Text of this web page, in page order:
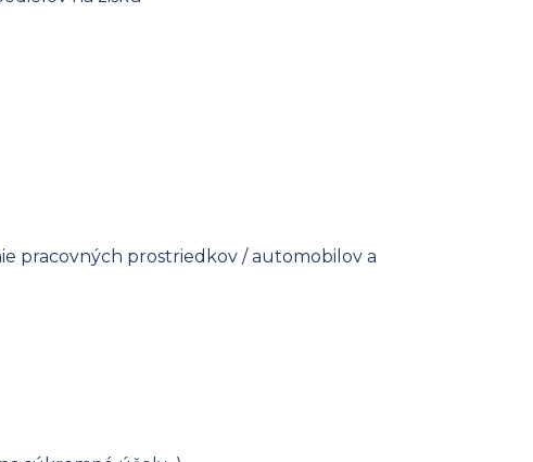
pracovných prostriedkov / automobilov a